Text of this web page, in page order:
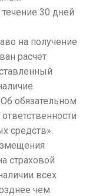
30 дней
на получение
расчет
обязательном
средств».
​​страховой
всех
чем